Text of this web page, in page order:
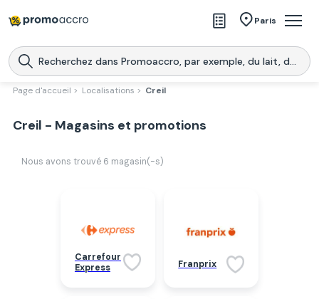
Paris
Magasins
Produits
Promoaccro
Page d'accueil > Localisations > Creil
Creil - Magasins et promotions
Nous avons trouvé 6 magasin(-s)
Carrefour
Express
Franprix